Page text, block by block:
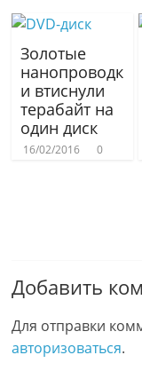
Золотые
нанопроводк
и втиснули
терабайт на
один диск
16/02/2016 0
Добавить
Для отправки
авторизоваться.